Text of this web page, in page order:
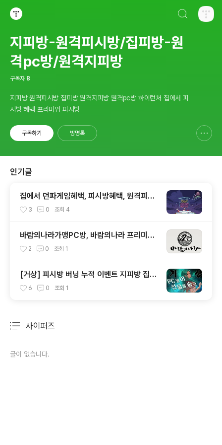
지피방-원격피시방/집피방-원
격pc방/원격지피방
구독자 8
지피방 원격피시방 집피방 원격지피방 원격pc방 하이런처 집에서 피
시방 혜텍 프리미엄 피시방
구독하기 방명록
인기글
집에서 던파게임혜택, 피시방혜택, 원격피시
방, 집피시방, 겜설치가 않되도 어디서든 즐기
3 0 조회 4
바람의나라가맹PC방, 바람의나라 프리미엄
피시방혜택, 바람의나라 지피방 원격PC방 지
집피방
2 0 조회 1
[거상] 피시방 버닝 누적 이벤트 지피방 집피
방 PC방 적용 접속누적 집에서피시방 천왕무
6 0 조회 1
사이퍼즈
글이 없습니다.